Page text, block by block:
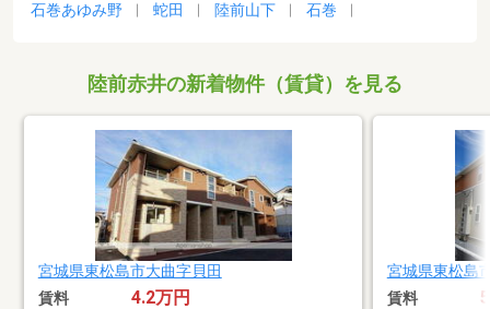
石巻あゆみ野 蛇田 陸前山下 石巻
陸前赤井の新着物件（賃貸）を見る
宮城県東松島市大曲字貝田
賃料 4.2万円
宮城県東松島
賃料